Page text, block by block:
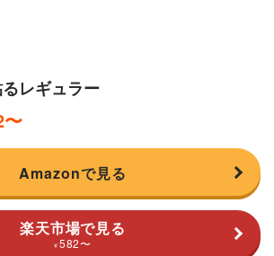
レギュラー
〜
Amazonで見る
楽天市場で見る
¥ 582〜